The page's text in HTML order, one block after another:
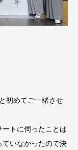
初めてご一緒させ
トに伺ったことは
いなかったので決